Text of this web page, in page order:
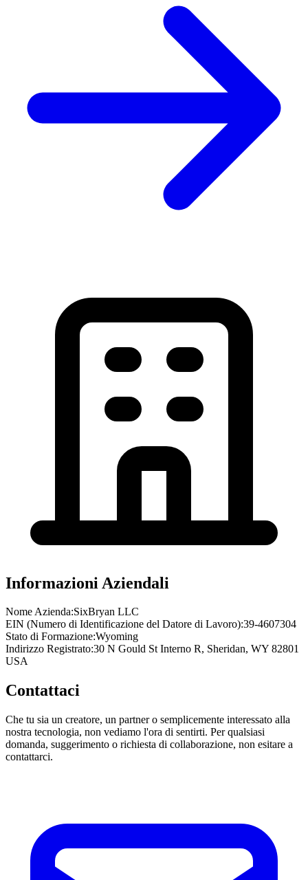
Informazioni Aziendali
Nome Azienda:SixBryan LLC
EIN (Numero di Identificazione del Datore di Lavoro):39-4607304
Stato di Formazione:Wyoming
Indirizzo Registrato:30 N Gould St Interno R, Sheridan, WY 82801
USA
Contattaci
Che tu sia un creatore, un partner o semplicemente interessato alla
nostra tecnologia, non vediamo l'ora di sentirti. Per qualsiasi
domanda, suggerimento o richiesta di collaborazione, non esitare a
contattarci.